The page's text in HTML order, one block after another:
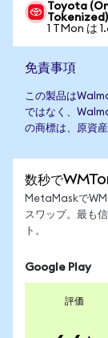
Toyota
Tokenized)
1 TMon は
免責事項
この製品は
ではなく、
の商標は、原資
数秒で
MetaMaskで
スワップ。最も
ト。
Google Play
評価